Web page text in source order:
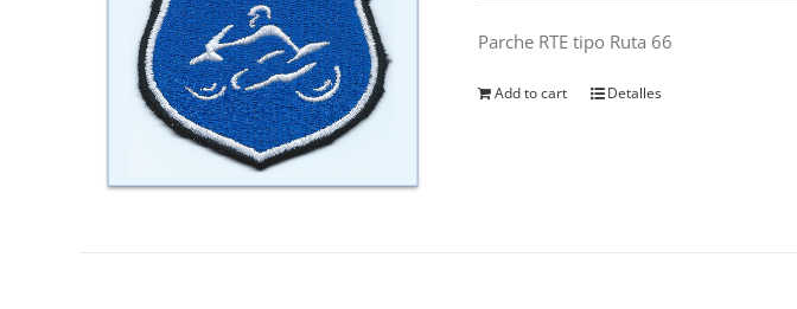
Parche RTE tipo Ruta 66
Add to cart Detalles